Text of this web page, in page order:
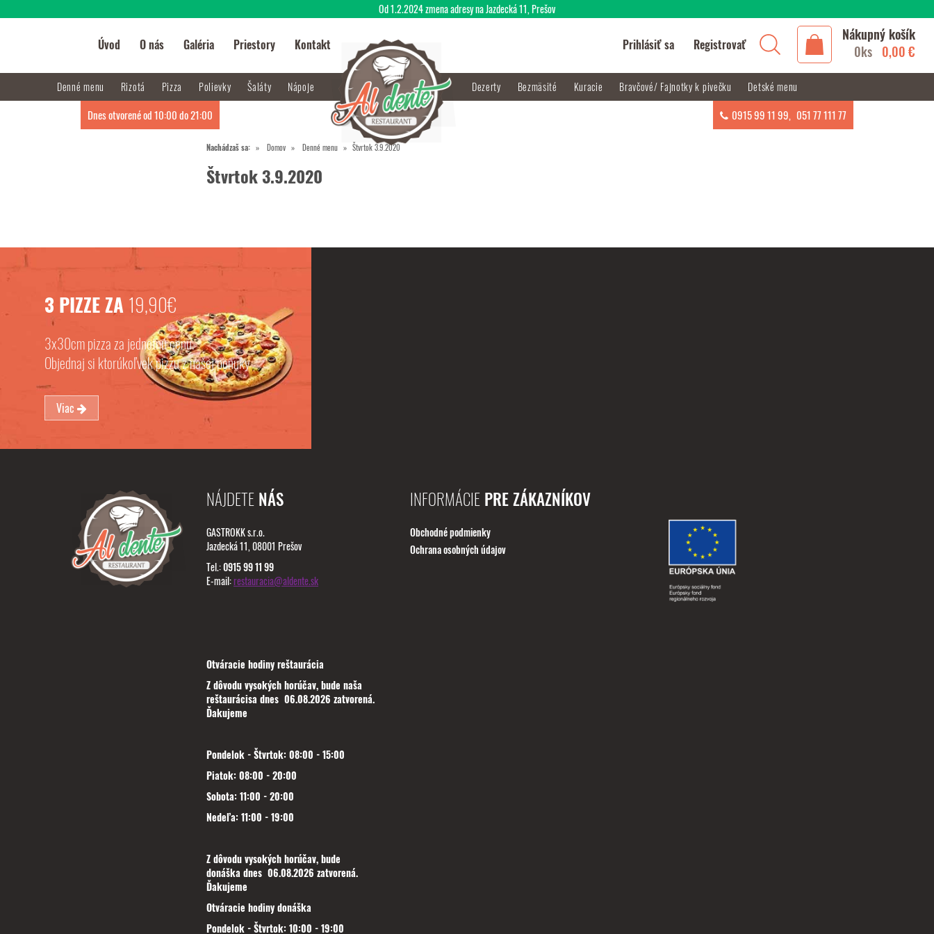
Nachádzaš sa: Domov Denné menu Štvrtok 3.9.2020
Štvrtok 3.9.2020
3 PIZZE ZA 19,90€
3x30cm pizza za jednotnú cenu.
Objednaj si ktorúkoľvek pizzu z našej ponuky
Viac
NÁJDETE NÁS
GASTROKK s.r.o.
Jazdecká 11, 08001 Prešov
Tel.:0915 99 11 99
E-mail:restauracia@aldente.sk
Otváracie hodiny reštaurácia
Z dôvodu vysokých horúčav, bude naša
reštaurácisa dnes 06.08.2026 zatvorená.
Ďakujeme
Pondelok - Štvrtok: 08:00 - 15:00
Piatok: 08:00 - 20:00
Sobota: 11:00 - 20:00
Nedeľa: 11:00 - 19:00
Z dôvodu vysokých horúčav, bude
donáška dnes 06.08.2026 zatvorená.
Ďakujeme
Otváracie hodiny donáška
Pondelok - Štvrtok: 10:00 - 19:00
INFORMÁCIEPRE ZÁKAZNÍKOV
Obchodné podmienky
Ochrana osobných údajov
Úvod O nás Galéria Priestory Kontakt Prihlásiť sa Registrovať
Nákupný košík
0ks 0,00 €
Denné menu Rizotá Pizza Polievky Šaláty Nápoje Dezerty Bezmäsité Kuracie Bravčové/ Fajnotky k pivečku Detské menu
Dnes otvorené od 10:00 do 21:00 0915 99 11 99, 051 77 111 77
Od 1.2.2024 zmena adresy na Jazdecká 11, Prešov